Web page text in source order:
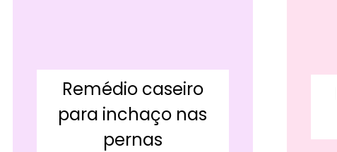
Remédio caseiro
para inchaço nas
pernas